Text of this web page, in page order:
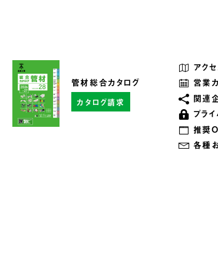
管材総合カタログ
カタログ請求
アク
営業
関連
プラ
推奨
各種